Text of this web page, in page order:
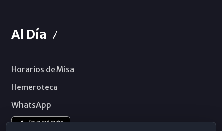
Al Día
Horarios de Misa
Hemeroteca
WhatsApp